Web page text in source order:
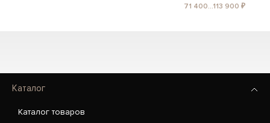
71 400...113 900 ₽
Каталог
Каталог товаров